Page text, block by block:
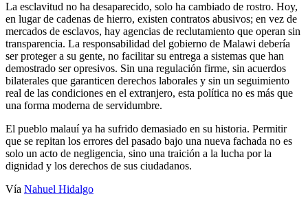
La esclavitud no ha desaparecido, solo ha cambiado de rostro. Hoy,
en lugar de cadenas de hierro, existen contratos abusivos; en vez de
mercados de esclavos, hay agencias de reclutamiento que operan sin
transparencia. La responsabilidad del gobierno de Malawi debería
ser proteger a su gente, no facilitar su entrega a sistemas que han
demostrado ser opresivos. Sin una regulación firme, sin acuerdos
bilaterales que garanticen derechos laborales y sin un seguimiento
real de las condiciones en el extranjero, esta política no es más que
una forma moderna de servidumbre.
El pueblo malauí ya ha sufrido demasiado en su historia. Permitir
que se repitan los errores del pasado bajo una nueva fachada no es
solo un acto de negligencia, sino una traición a la lucha por la
dignidad y los derechos de sus ciudadanos.
Vía Nahuel Hidalgo